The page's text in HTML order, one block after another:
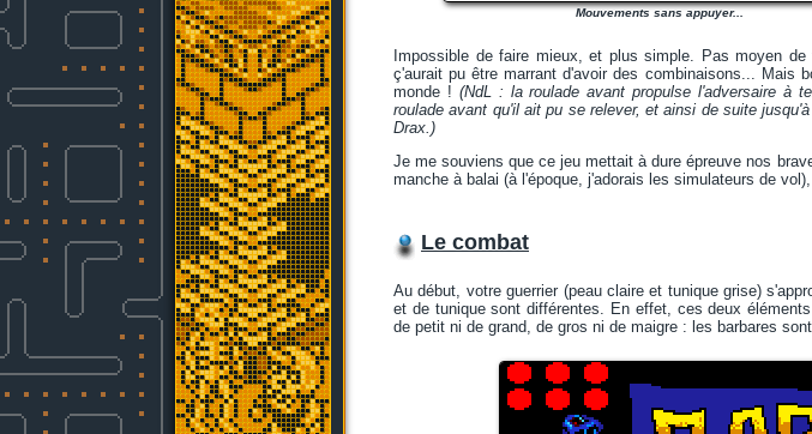
Mouvements sans appuyer...
Impossible de faire mieux, et plus simple. Pas moyen
ç'aurait pu être marrant d'avoir des combinaisons... Mais
monde ! (NdL : la roulade avant propulse l'adversaire à
roulade avant qu'il ait pu se relever, et ainsi de suite
Drax.)
Je me souviens que ce jeu mettait à dure épreuve nos
manche à balai (à l'époque, j'adorais les simulateurs de
Le combat
Au début, votre guerrier (peau claire et tunique grise)
et de tunique sont différentes. En effet, ces deux
de petit ni de grand, de gros ni de maigre : les barbares